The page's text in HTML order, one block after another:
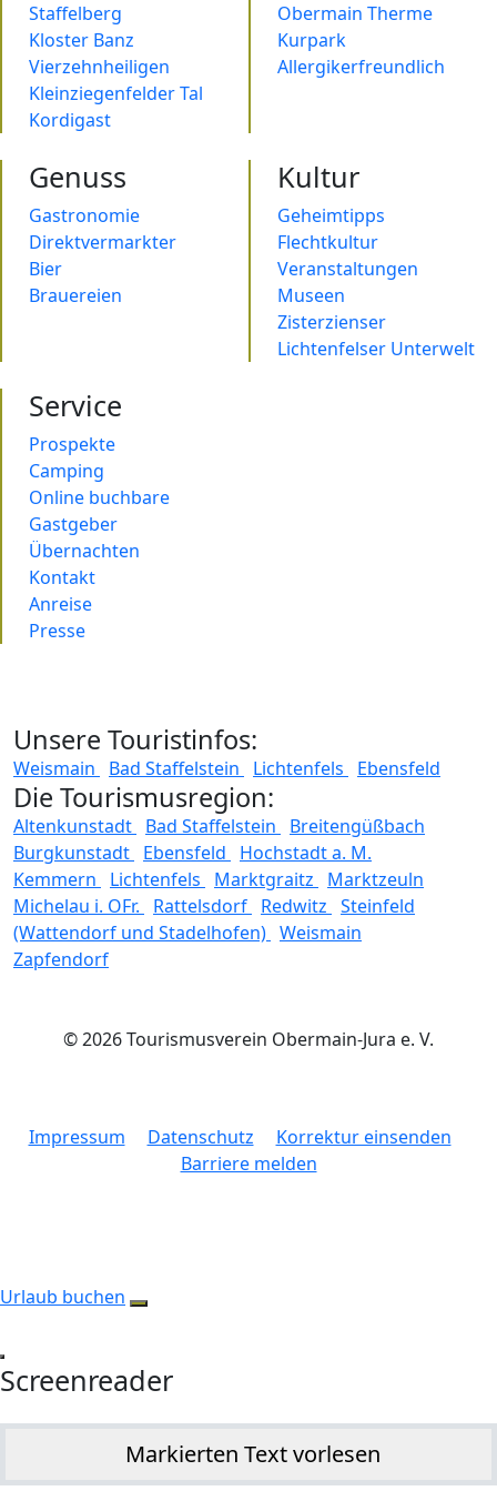
Staffelberg
Kloster Banz
Vierzehnheiligen
Kleinziegenfelder Tal
Kordigast
Obermain Therme
Kurpark
Allergikerfreundlich
Genuss
Gastronomie
Direktvermarkter
Bier
Brauereien
Kultur
Geheimtipps
Flechtkultur
Veranstaltungen
Museen
Zisterzienser
Lichtenfelser Unterwelt
Service
Prospekte
Camping
Online buchbare
Gastgeber
Übernachten
Kontakt
Anreise
Presse
Unsere Touristinfos:
Weismain Bad Staffelstein Lichtenfels Ebensfeld
Die Tourismusregion:
Altenkunstadt Bad Staffelstein
Breitengüßbach
Burgkunstadt Ebensfeld
Hochstadt a. M.
Kemmern
Lichtenfels Marktgraitz
Marktzeuln
Michelau i. OFr.
Rattelsdorf Redwitz Steinfeld
(Wattendorf und Stadelhofen) Weismain
Zapfendorf
© 2026 Tourismusverein Obermain-Jura e. V.
Impressum Datenschutz
Korrektur einsenden
Barriere melden
Urlaub buchen
Screenreader
Markierten Text vorlesen